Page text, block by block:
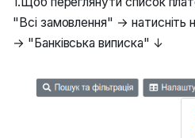
"Всі замовлення" → натисніть
→ "Банківська виписка" ↓